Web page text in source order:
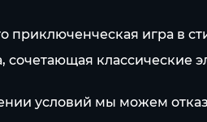
приключенческая игра в
сочетающая
условий мы можем